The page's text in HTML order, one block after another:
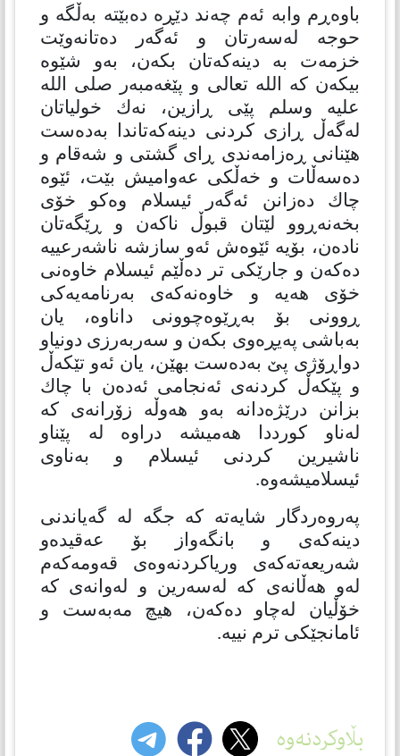
باوەڕم وابە ئەم چەند دێڕە دەبێتە بەڵگە و
حوجە لەسەرتان و ئەگەر دەتانەوێت
خزمەت بە دینەكەتان بكەن، بەو شێوە
بیكەن كە الله تعالی و پێغەمبەر صلی الله
علیه وسلم پێی ڕازین، نەك خولیاتان
لەگەڵ ڕازی كردنی دینەكەتاندا بەدەست
هێنانی ڕەزامەندی ڕای گشتی و شەقام و
دەسەڵات و خەڵكی عەوامیش بێت، ئێوە
چاك دەزانن ئەگەر ئیسلام وەكو خۆی
بخەنەڕوو لێتان قبوڵ ناكەن و ڕێگەتان
نادەن، بۆیە ئێوەش ئەو سازشە ناشەرعییە
دەكەن و جارێكی تر دەڵێم ئیسلام خاوەنی
خۆی هەیە و خاوەنەكەی بەرنامەیەكی
ڕوونی بۆ بەڕێوەچوونی داناوە، یان
بەباشی پەیڕەوی بكەن و سەربەرزی دونیاو
دواڕۆژی پێ بەدەست بهێن، یان ئەو تێكەڵ
و پێكەڵ كردنەی ئەنجامی ئەدەن با چاك
بزانن درێژەدانە بەو هەوڵە زۆرانەی كە
لەناو كورددا هەمیشە دراوە لە پێناو
ناشیرین كردنی ئیسلام و بەناوی
ئیسلامیشەوە.
پەروەردگار شایەتە كە جگە لە گەیاندنی
دینەكەی و بانگەواز بۆ عەقیدەو
شەریعەتەكەی وریاكردنەوەی قەومەكەم
لەو هەڵانەی كە لەسەرین و لەوانەی كە
خۆڵیان لەچاو دەكەن، هیچ مەبەست و
ئامانجێكی ترم نییە.
بڵاوکردنەوە